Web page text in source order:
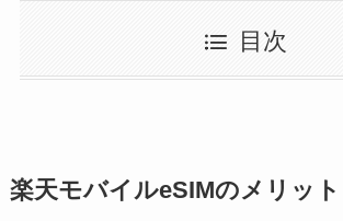
目次
楽天モバイルeSIMのメリット